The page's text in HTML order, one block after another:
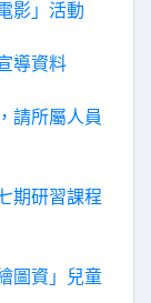
影」活動
導資料
請所屬人員
期研習課程
圖資」兒童